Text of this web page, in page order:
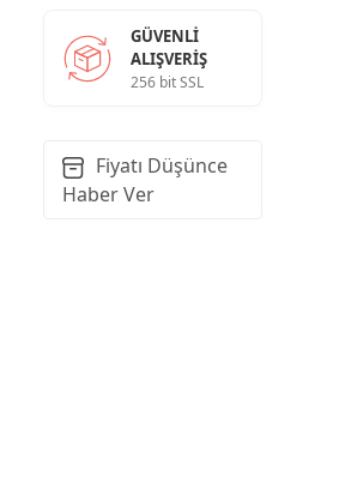
GÜVENLI
ALIŞVERIŞ
256 bit SSL
Fiyatı Düşünce
Haber Ver